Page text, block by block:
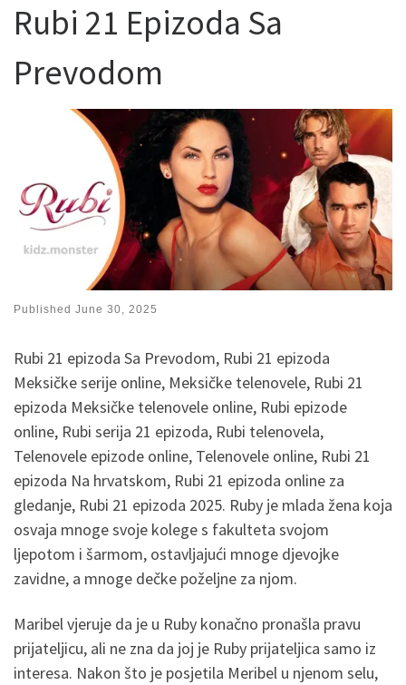
Rubi 21 Epizoda Sa
Prevodom
Published June 30, 2025
Rubi 21 epizoda Sa Prevodom, Rubi 21 epizoda
Meksičke serije online, Meksičke telenovele, Rubi 21
epizoda Meksičke telenovele online, Rubi epizode
online, Rubi serija 21 epizoda, Rubi telenovela,
Telenovele epizode online, Telenovele online, Rubi 21
epizoda Na hrvatskom, Rubi 21 epizoda online za
gledanje, Rubi 21 epizoda 2025. Ruby je mlada žena koja
osvaja mnoge svoje kolege s fakulteta svojom
ljepotom i šarmom, ostavljajući mnoge djevojke
zavidne, a mnoge dečke poželjne za njom.
Maribel vjeruje da je u Ruby konačno pronašla pravu
prijateljicu, ali ne zna da joj je Ruby prijateljica samo iz
interesa. Nakon što je posjetila Meribel u njenom selu,